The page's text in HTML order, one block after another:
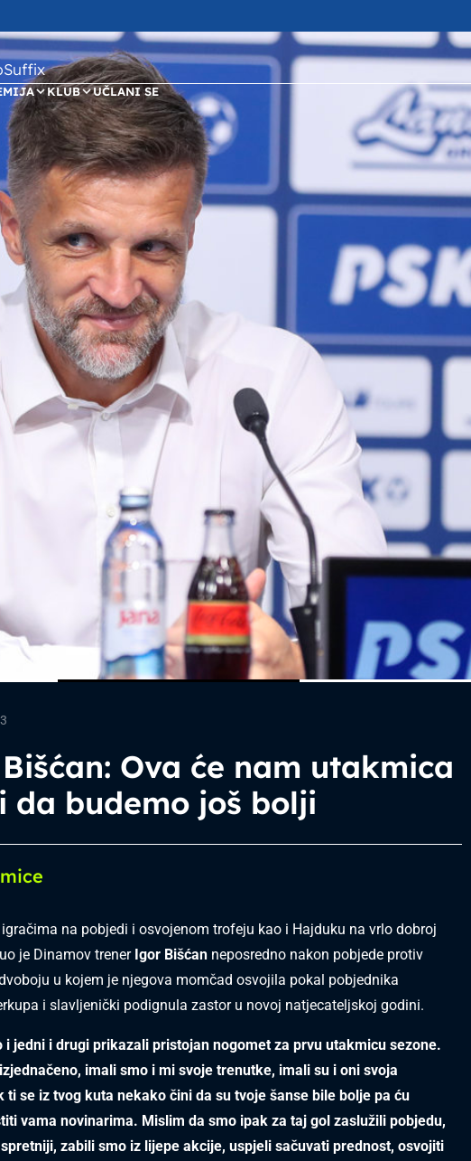
KLUB UČLANI SE
Ova će nam utakmica
da budemo još bolji
na pobjedi i osvojenom trofeju kao i Hajduku na vrlo dobroj
je Dinamov trener Igor Bišćan neposredno nakon pobjede protiv
u kojem je njegova momčad osvojila pokal pobjednika
i slavljenički podignula zastor u novoj natjecateljskoj godini.
i jedni i drugi prikazali pristojan nogomet za prvu utakmicu sezone.
imali smo i mi svoje trenutke, imali su i oni svoja
ti se iz tvog kuta nekako čini da su tvoje šanse bile bolje pa ću
vama novinarima. Mislim da smo ipak za taj gol zaslužili pobjedu,
zabili smo iz lijepe akcije, uspjeli sačuvati prednost, osvojiti